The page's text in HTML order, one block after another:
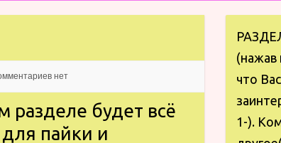
нет
разделе будет всё
пайки и
(нажав
что Вас
1-).